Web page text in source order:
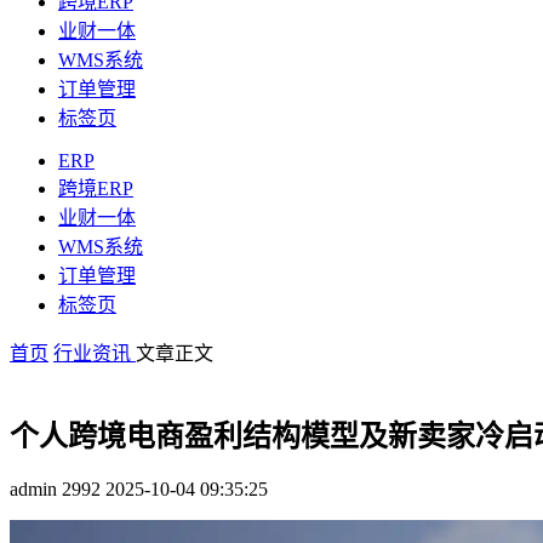
业财一体
WMS系统
订单管理
标签页
ERP
跨境ERP
业财一体
WMS系统
订单管理
标签页
首页 行业资讯 文章正文
个人跨境电商盈利结构模型及新卖家冷启
admin 2992 2025-10-04 09:35:25